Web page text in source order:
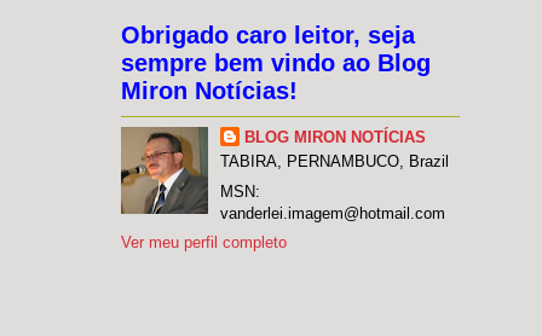
Obrigado caro leitor, seja
sempre bem vindo ao Blog
Miron Notícias!
BLOG MIRON NOTÍCIAS
TABIRA, PERNAMBUCO, Brazil
MSN:
vanderlei.imagem@hotmail.com
Ver meu perfil completo